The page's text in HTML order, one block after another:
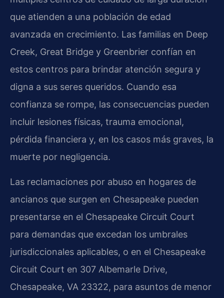
que atienden a una población de edad
avanzada en crecimiento. Las familias en Deep
Creek, Great Bridge y Greenbrier confían en
estos centros para brindar atención segura y
digna a sus seres queridos. Cuando esa
confianza se rompe, las consecuencias pueden
incluir lesiones físicas, trauma emocional,
pérdida financiera y, en los casos más graves, la
muerte por negligencia.
Las reclamaciones por abuso en hogares de
ancianos que surgen en Chesapeake pueden
presentarse en el Chesapeake Circuit Court
para demandas que excedan los umbrales
jurisdiccionales aplicables, o en el Chesapeake
Circuit Court en 307 Albemarle Drive,
Chesapeake, VA 23322, para asuntos de menor